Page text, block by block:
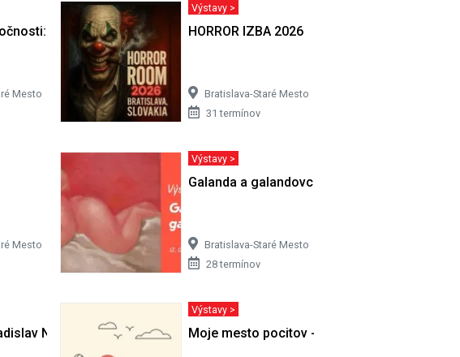
Obraz života…
Mesto
Výstavy >
HORROR IZBA 2026
Bratislava-Staré Mesto
31 termínov
Mesto
Výstavy >
Galanda a galandovci
Bratislava-Staré Mesto
28 termínov
Novák: Pocta
Výstavy >
Moje mesto pocitov - Hravá výstava o…